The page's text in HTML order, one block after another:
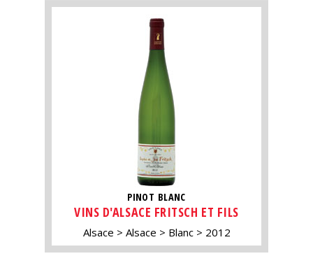
PINOT BLANC
VINS D'ALSACE FRITSCH ET FILS
Alsace Alsace Blanc 2012